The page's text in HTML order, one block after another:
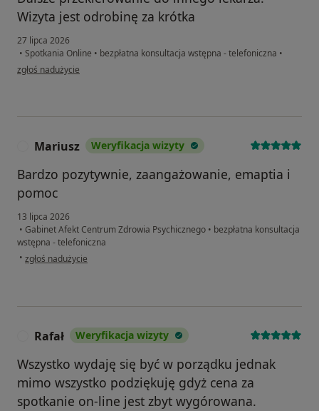
Wizyta jest odrobinę za krótka
27 lipca 2026
• Spotkania Online • bezpłatna konsultacja wstępna - telefoniczna •
w opinii użytkownika Tomasz
zgłoś nadużycie
Mariusz Weryfikacja wizyty
Bardzo pozytywnie, zaangażowanie, emaptia i
pomoc
13 lipca 2026
• Gabinet Afekt Centrum Zdrowia Psychicznego • bezpłatna konsultacja
wstępna - telefoniczna
• w opinii użytkownika Mariusz
zgłoś nadużycie
Rafał Weryfikacja wizyty
Wszystko wydaję się być w porządku jednak
mimo wszystko podziękuję gdyż cena za
spotkanie on-line jest zbyt wygórowana.